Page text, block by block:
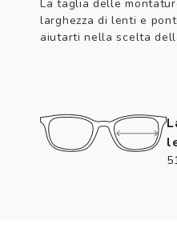
La taglia delle
larghezza di lenti e
aiutarti nella scelta